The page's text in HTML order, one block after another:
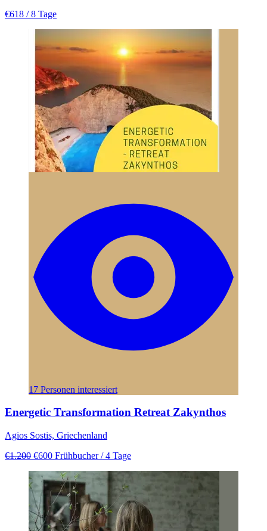
€618 / 8 Tage
17 Personen interessiert
Energetic Transformation Retreat Zakynthos
Agios Sostis, Griechenland
€1.200 €600 Frühbucher / 4 Tage